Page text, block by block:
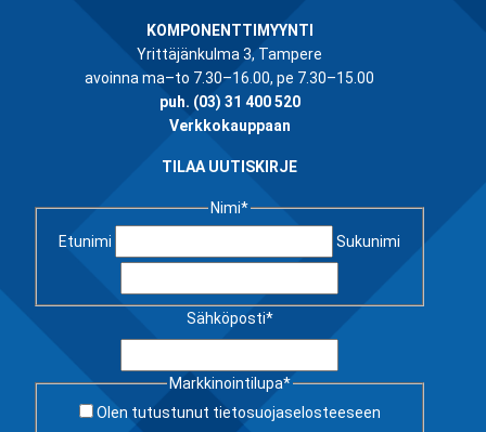
KOMPONENTTIMYYNTI
Yrittäjänkulma 3, Tampere
avoinna ma–to 7.30–16.00, pe 7.30–15.00
puh. (03) 31 400 520
Verkkokauppaan
TILAA UUTISKIRJE
Nimi*
Etunimi
Sukunimi
Sähköposti*
Markkinointilupa*
Olen tutustunut tietosuojaselosteeseen